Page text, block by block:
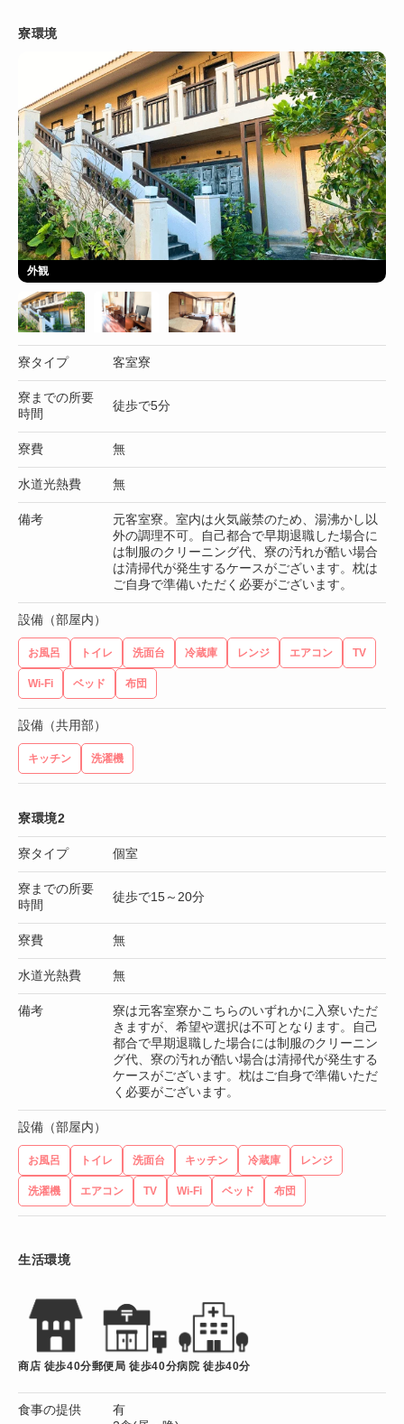
寮環境
外観
寮タイプ 客室寮
寮までの所要
時間
徒歩で5分
寮費 無
水道光熱費 無
備考
元客室寮。室内は火気厳禁のため、湯沸かし以
外の調理不可。自己都合で早期退職した場合に
は制服のクリーニング代、寮の汚れが酷い場合
は清掃代が発生するケースがございます。枕は
ご自身で準備いただく必要がございます。
設備（部屋内）
お風呂 トイレ 洗面台 冷蔵庫 レンジ エアコン TV
Wi-Fi ベッド 布団
設備（共用部）
キッチン 洗濯機
寮環境2
寮タイプ 個室
寮までの所要
時間
徒歩で15～20分
寮費 無
水道光熱費 無
備考
寮は元客室寮かこちらのいずれかに入寮いただ
きますが、希望や選択は不可となります。自己
都合で早期退職した場合には制服のクリーニン
グ代、寮の汚れが酷い場合は清掃代が発生する
ケースがございます。枕はご自身で準備いただ
く必要がございます。
設備（部屋内）
お風呂 トイレ 洗面台 キッチン 冷蔵庫 レンジ
洗濯機 エアコン TV Wi-Fi ベッド 布団
生活環境
商店 徒歩40分郵便局 徒歩40分病院 徒歩40分
食事の提供
有